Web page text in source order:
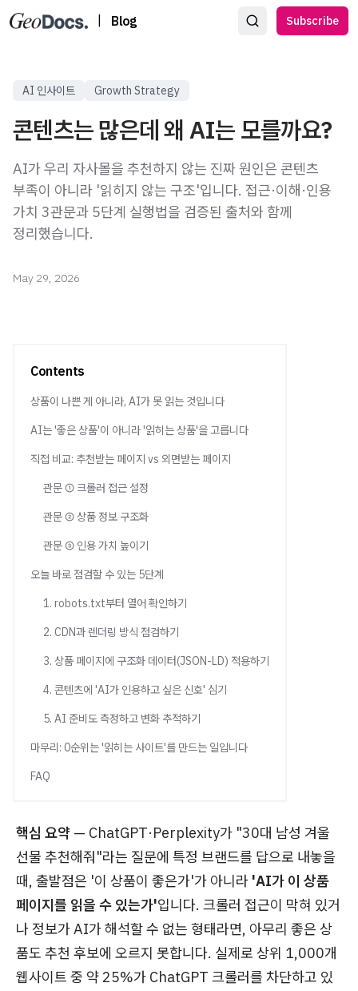
Blog Subscribe
AI 인사이트 Growth Strategy
콘텐츠는 많은데 왜 AI는 모를까요?
AI가 우리 자사몰을 추천하지 않는 진짜 원인은 콘텐츠
부족이 아니라 '읽히지 않는 구조'입니다. 접근·이해·인용
가치 3관문과 5단계 실행법을 검증된 출처와 함께
정리했습니다.
May 29, 2026
Contents
상품이 나쁜 게 아니라, AI가 못 읽는 것입니다
AI는 '좋은 상품'이 아니라 '읽히는 상품'을 고릅니다
직접 비교: 추천받는 페이지 vs 외면받는 페이지
관문 ① 크롤러 접근 설정
관문 ② 상품 정보 구조화
관문 ③ 인용 가치 높이기
오늘 바로 점검할 수 있는 5단계
1. robots.txt부터 열어 확인하기
2. CDN과 렌더링 방식 점검하기
3. 상품 페이지에 구조화 데이터(JSON-LD) 적용하기
4. 콘텐츠에 'AI가 인용하고 싶은 신호' 심기
5. AI 준비도 측정하고 변화 추적하기
마무리: 0순위는 '읽히는 사이트'를 만드는 일입니다
FAQ
핵심 요약 — ChatGPT·Perplexity가 "30대 남성 겨울
선물 추천해줘"라는 질문에 특정 브랜드를 답으로 내놓을
때, 출발점은 '이 상품이 좋은가'가 아니라 'AI가 이 상품
페이지를 읽을 수 있는가'입니다. 크롤러 접근이 막혀 있거
나 정보가 AI가 해석할 수 없는 형태라면, 아무리 좋은 상
품도 추천 후보에 오르지 못합니다. 실제로 상위 1,000개
웹사이트 중 약 25%가 ChatGPT 크롤러를 차단하고 있